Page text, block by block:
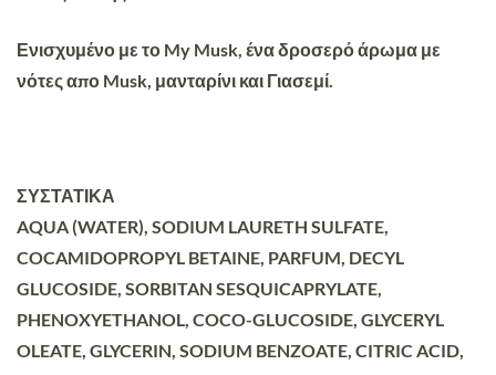
Ενισχυμένο με το My Musk, ένα δροσερό άρωμα με
νότες απο Musk, μανταρίνι και Γιασεμί.
ΣΥΣΤΑΤΙΚΑ
AQUA (WATER), SODIUM LAURETH SULFATE,
COCAMIDOPROPYL BETAINE, PARFUM, DECYL
GLUCOSIDE, SORBITAN SESQUICAPRYLATE,
PHENOXYETHANOL, COCO-GLUCOSIDE, GLYCERYL
OLEATE, GLYCERIN, SODIUM BENZOATE, CITRIC ACID,